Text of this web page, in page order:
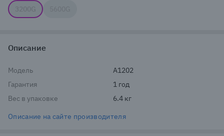
Описание
Модель
A1202
Гарантия
1 год
Вес в упаковке
6.4 кг
Описание на сайте производителя